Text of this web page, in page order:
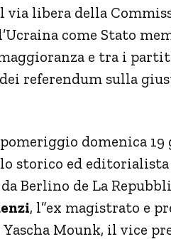
via libera della
come Stato
e tra i
referendum sulla
domenica 19
storico ed
Berlino de La
, l”ex magistrato e
Mounk, il vice